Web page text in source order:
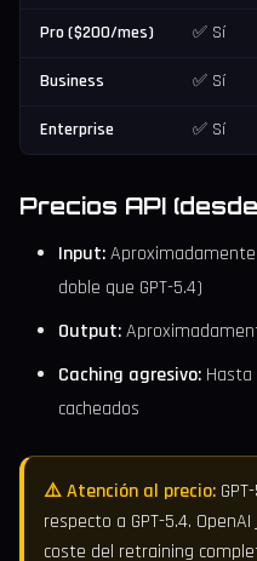
Pro ($200/mes) ✅ Sí
Business ✅ Sí
Enterprise ✅ Sí
Precios API
Input:
doble que GPT-5.4)
Output:
Caching agresivo:
cacheados
⚠️ Atención al precio:
respecto a GPT-5.4.
coste del retraining